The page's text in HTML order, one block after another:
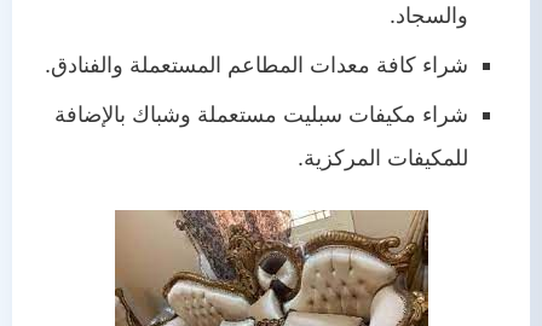
والسجاد.
شراء كافة معدات المطاعم المستعملة والفنادق.
شراء مكيفات سبليت مستعملة وشباك بالإضافة
للمكيفات المركزية.